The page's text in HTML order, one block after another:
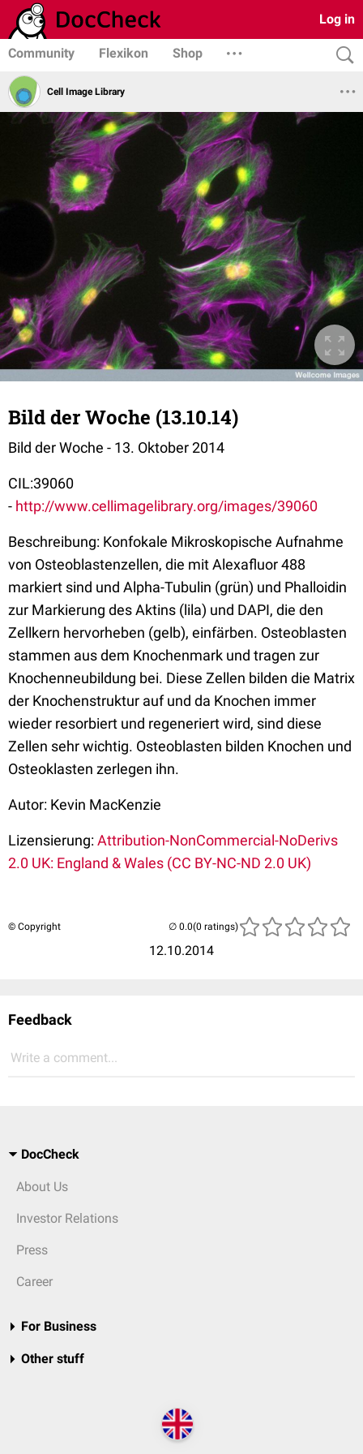
Log in
Community Flexikon Shop
Cell Image Library
Bild der Woche (13.10.14)
Bild der Woche - 13. Oktober 2014
CIL:39060
- http://www.cellimagelibrary.org/images/39060
Beschreibung: Konfokale Mikroskopische Aufnahme
von Osteoblastenzellen, die mit Alexafluor 488
markiert sind und Alpha-Tubulin (grün) und Phalloidin
zur Markierung des Aktins (lila) und DAPI, die den
Zellkern hervorheben (gelb), einfärben. Osteoblasten
stammen aus dem Knochenmark und tragen zur
Knochenneubildung bei. Diese Zellen bilden die Matrix
der Knochenstruktur auf und da Knochen immer
wieder resorbiert und regeneriert wird, sind diese
Zellen sehr wichtig. Osteoblasten bilden Knochen und
Osteoklasten zerlegen ihn.
Autor: Kevin MacKenzie
Lizensierung:Attribution-NonCommercial-NoDerivs
2.0 UK: England & Wales (CC BY-NC-ND 2.0 UK)
© Copyright
12.10.2014
(0 ratings)
Feedback
Write a comment...
DocCheck
About Us
Investor Relations
Press
Career
For Business
Other stuff